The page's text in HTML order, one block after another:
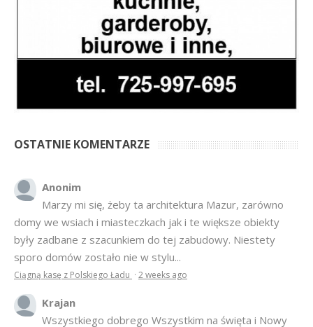
OSTATNIE KOMENTARZE
Anonim
Marzy mi się, żeby ta architektura Mazur, zarówno
domy we wsiach i miasteczkach jak i te większe obiekty
były zadbane z szacunkiem do tej zabudowy. Niestety
sporo domów zostało nie w stylu...
Ciągną kasę z Polskiego Ładu · 2 weeks ago
Krajan
Wszystkiego dobrego Wszystkim na święta i Nowy